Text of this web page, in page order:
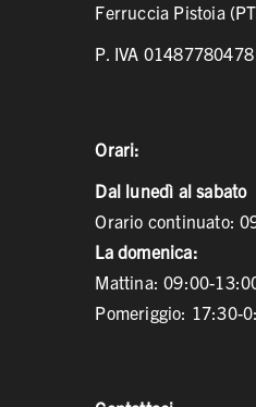
Ferruccia Pistoia
P. IVA 01487780478
Orari:
Dal lunedì al sabato
Orario continuato:
La domenica:
Mattina: 09:00-
Pomeriggio: 17:30-